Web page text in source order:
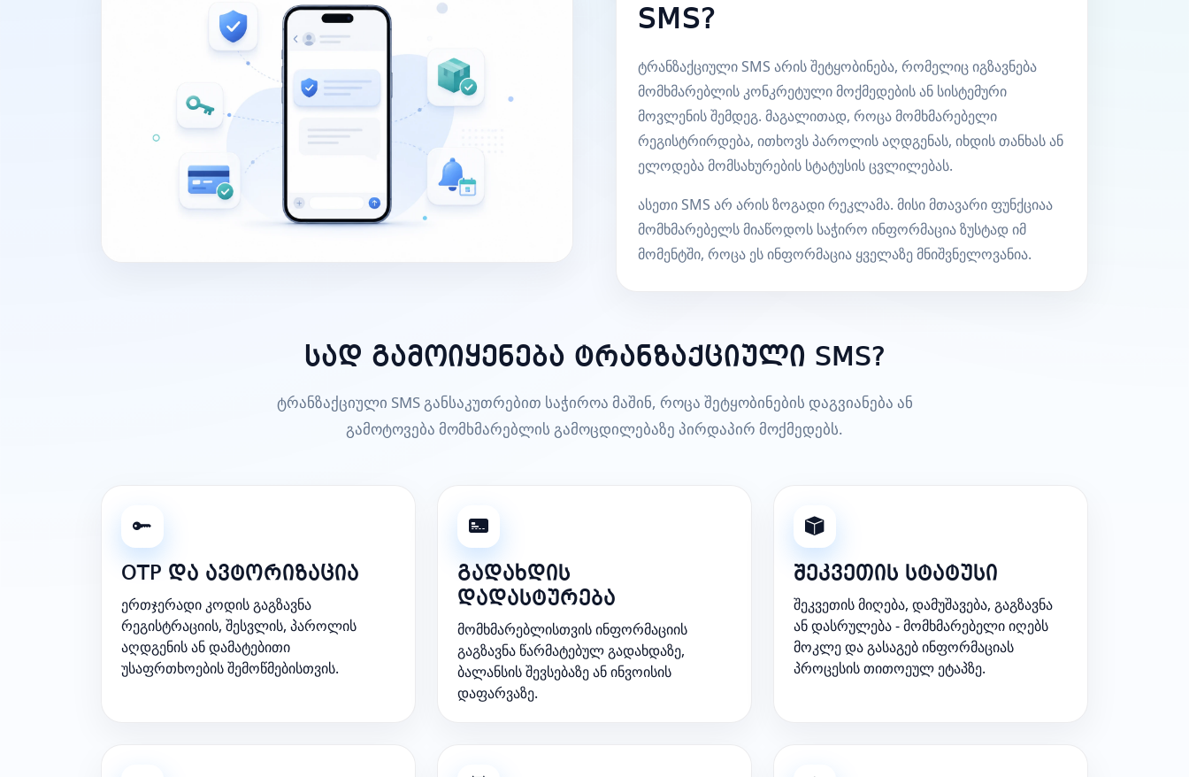
SMS?
ტრანზაქციული SMS არის შეტყობინება, რომელიც იგზავნება
მომხმარებლის კონკრეტული მოქმედების ან სისტემური
მოვლენის შემდეგ. მაგალითად, როცა მომხმარებელი
რეგისტრირდება, ითხოვს პაროლის აღდგენას, იხდის თანხას ან
ელოდება მომსახურების სტატუსის ცვლილებას.
ასეთი SMS არ არის ზოგადი რეკლამა. მისი მთავარი ფუნქციაა
მომხმარებელს მიაწოდოს საჭირო ინფორმაცია ზუსტად იმ
მომენტში, როცა ეს ინფორმაცია ყველაზე მნიშვნელოვანია.
სად გამოიყენება ტრანზაქციული SMS?
ტრანზაქციული SMS განსაკუთრებით საჭიროა მაშინ, როცა შეტყობინების დაგვიანება ან
გამოტოვება მომხმარებლის გამოცდილებაზე პირდაპირ მოქმედებს.
OTP და ავტორიზაცია
ერთჯერადი კოდის გაგზავნა
რეგისტრაციის, შესვლის, პაროლის
აღდგენის ან დამატებითი
უსაფრთხოების შემოწმებისთვის.
გადახდის
დადასტურება
მომხმარებლისთვის ინფორმაციის
გაგზავნა წარმატებულ გადახდაზე,
ბალანსის შევსებაზე ან ინვოისის
დაფარვაზე.
შეკვეთის სტატუსი
შეკვეთის მიღება, დამუშავება, გაგზავნა
ან დასრულება - მომხმარებელი იღებს
მოკლე და გასაგებ ინფორმაციას
პროცესის თითოეულ ეტაპზე.